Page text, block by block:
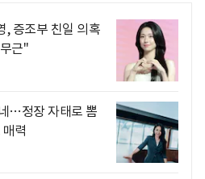
, 증조부 친일 의혹
근"
…정장 자태로 뽐
력